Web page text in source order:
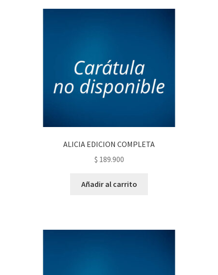
ALICIA EDICION COMPLETA
$ 189.900
Añadir al carrito